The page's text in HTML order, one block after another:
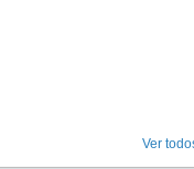
Ver